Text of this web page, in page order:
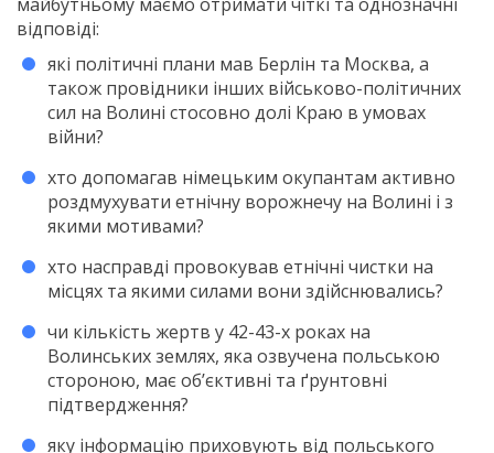
відповіді:
які політичні плани мав Берлін та Москва, а
також провідники інших військово-політичних
сил на Волині стосовно долі Краю в умовах
війни?
хто допомагав німецьким окупантам активно
роздмухувати етнічну ворожнечу на Волині і з
якими мотивами?
хто насправді провокував етнічні чистки на
місцях та якими силами вони здійснювались?
чи кількість жертв у 42-43-х роках на
Волинських землях, яка озвучена польською
стороною, має об’єктивні та ґрунтовні
підтвердження?
яку інформацію приховують від польського